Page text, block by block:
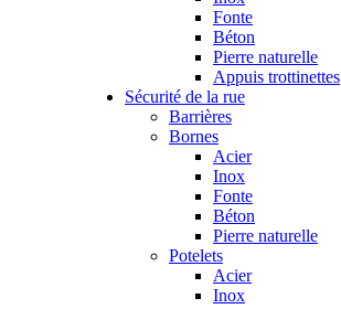
Fonte
Béton
Pierre naturelle
Appuis trottinettes
Sécurité de la rue
Barrières
Bornes
Acier
Inox
Fonte
Béton
Pierre naturelle
Potelets
Acier
Inox